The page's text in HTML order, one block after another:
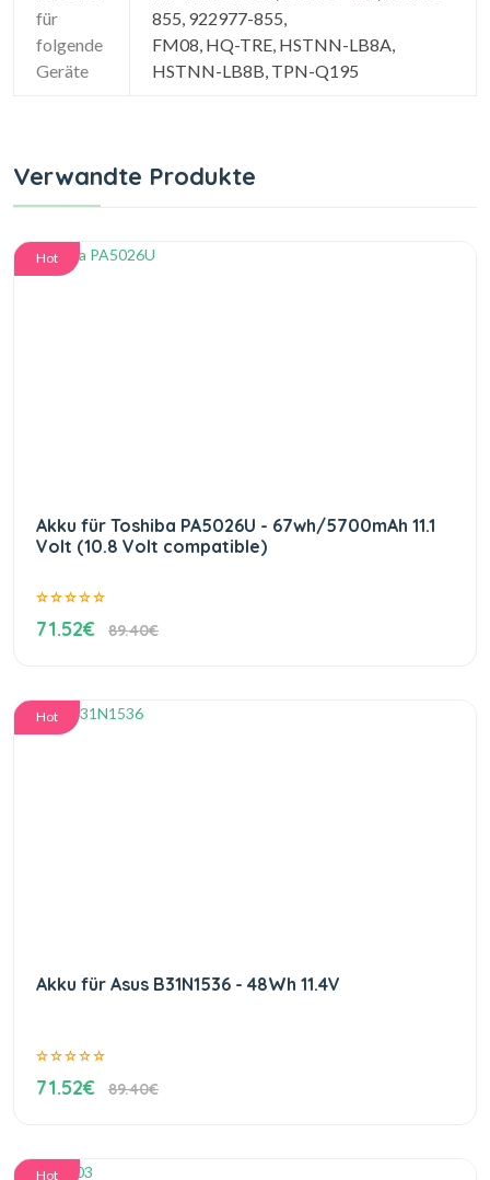
für
folgende
Geräte
855, 922977-855,
FM08, HQ-TRE, HSTNN-LB8A,
HSTNN-LB8B, TPN-Q195
Verwandte Produkte
Hot
Akku für Toshiba PA5026U - 67wh/5700mAh 11.1
Volt (10.8 Volt compatible)
71.52€ 89.40€
Hot
Akku für Asus B31N1536 - 48Wh 11.4V
71.52€ 89.40€
Hot